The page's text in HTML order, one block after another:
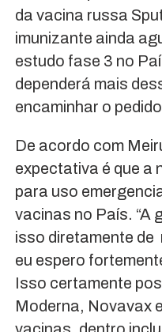
da vacina russa
imunizante ainda
estudo fase 3 no
dependerá mais
encaminhar o
De acordo com
expectativa é que a
para uso
vacinas no País. “A
isso diretamente de
eu espero
Isso certamente
Moderna, Novavax